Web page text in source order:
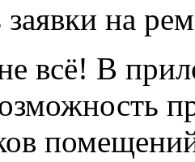
на
всё! В